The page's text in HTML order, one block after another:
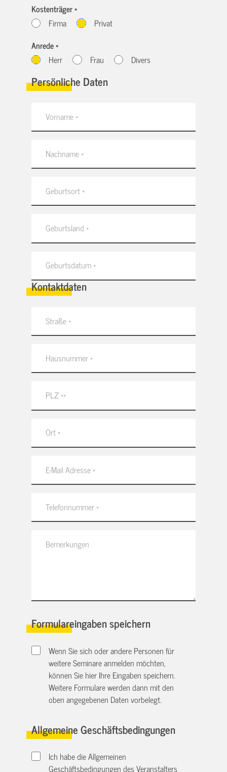
Kostenträger *
Firma
Privat
Anrede *
Herr
Frau Divers
Persönliche Daten
Kontaktdaten
Formulareingaben speichern
Wenn Sie sich oder andere Personen für
weitere Seminare anmelden möchten,
können Sie hier Ihre Eingaben speichern.
Weitere Formulare werden dann mit den
oben angegebenen Daten vorbelegt.
Allgemeine Geschäftsbedingungen
Ich habe die Allgemeinen
Geschäftsbedingungen des Veranstalters